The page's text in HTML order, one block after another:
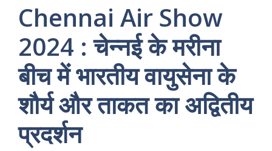
Chennai Air Show
2024 : चेन्नई के मरीना
बीच में भारतीय वायुसेना के
शौर्य और ताकत का अद्वितीय
प्रदर्शन